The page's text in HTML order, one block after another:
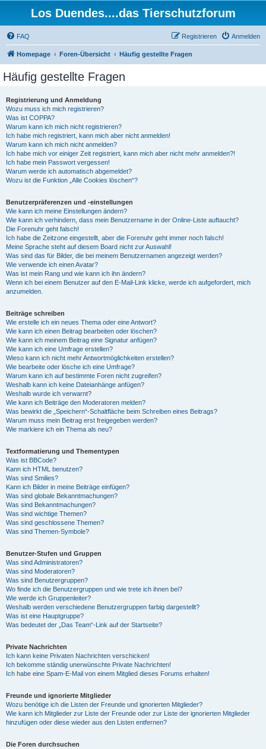
Los Duendes....das Tierschutzforum
FAQ Anmelden
Registrieren
Homepage Foren-Übersicht Häufig gestellte Fragen
Häufig gestellte Fragen
Registrierung und Anmeldung
Wozu muss ich mich registrieren?
Was ist COPPA?
Warum kann ich mich nicht registrieren?
Ich habe mich registriert, kann mich aber nicht anmelden!
Warum kann ich mich nicht anmelden?
Ich habe mich vor einiger Zeit registriert, kann mich aber nicht mehr anmelden?!
Ich habe mein Passwort vergessen!
Warum werde ich automatisch abgemeldet?
Wozu ist die Funktion „Alle Cookies löschen“?
Benutzerpräferenzen und -einstellungen
Wie kann ich meine Einstellungen ändern?
Wie kann ich verhindern, dass mein Benutzername in der Online-Liste auftaucht?
Die Forenuhr geht falsch!
Ich habe die Zeitzone eingestellt, aber die Forenuhr geht immer noch falsch!
Meine Sprache steht auf diesem Board nicht zur Auswahl!
Was sind das für Bilder, die bei meinem Benutzernamen angezeigt werden?
Wie verwende ich einen Avatar?
Was ist mein Rang und wie kann ich ihn ändern?
Wenn ich bei einem Benutzer auf den E-Mail-Link klicke, werde ich aufgefordert, mich
anzumelden.
Beiträge schreiben
Wie erstelle ich ein neues Thema oder eine Antwort?
Wie kann ich einen Beitrag bearbeiten oder löschen?
Wie kann ich meinem Beitrag eine Signatur anfügen?
Wie kann ich eine Umfrage erstellen?
Wieso kann ich nicht mehr Antwortmöglichkeiten erstellen?
Wie bearbeite oder lösche ich eine Umfrage?
Warum kann ich auf bestimmte Foren nicht zugreifen?
Weshalb kann ich keine Dateianhänge anfügen?
Weshalb wurde ich verwarnt?
Wie kann ich Beiträge den Moderatoren melden?
Was bewirkt die „Speichern“-Schaltfläche beim Schreiben eines Beitrags?
Warum muss mein Beitrag erst freigegeben werden?
Wie markiere ich ein Thema als neu?
Textformatierung und Thementypen
Was ist BBCode?
Kann ich HTML benutzen?
Was sind Smilies?
Kann ich Bilder in meine Beiträge einfügen?
Was sind globale Bekanntmachungen?
Was sind Bekanntmachungen?
Was sind wichtige Themen?
Was sind geschlossene Themen?
Was sind Themen-Symbole?
Benutzer-Stufen und Gruppen
Was sind Administratoren?
Was sind Moderatoren?
Was sind Benutzergruppen?
Wo finde ich die Benutzergruppen und wie trete ich ihnen bei?
Wie werde ich Gruppenleiter?
Weshalb werden verschiedene Benutzergruppen farbig dargestellt?
Was ist eine Hauptgruppe?
Was bedeutet der „Das Team“-Link auf der Startseite?
Private Nachrichten
Ich kann keine Privaten Nachrichten verschicken!
Ich bekomme ständig unerwünschte Private Nachrichten!
Ich habe eine Spam-E-Mail von einem Mitglied dieses Forums erhalten!
Freunde und ignorierte Mitglieder
Wozu benötige ich die Listen der Freunde und ignorierten Mitglieder?
Wie kann ich Mitglieder zur Liste der Freunde oder zur Liste der ignorierten Mitglieder
hinzufügen oder diese wieder aus den Listen entfernen?
Die Foren durchsuchen